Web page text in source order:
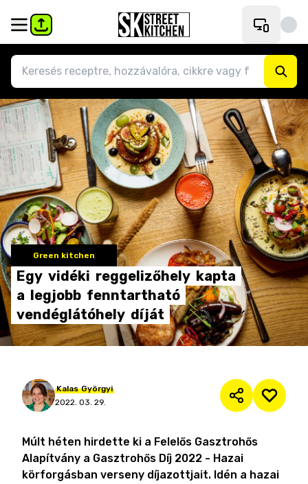
Green kitchen
Egy vidéki reggelizőhely kapta
a legjobb fenntartható
vendéglátóhely díját
Kalas Györgyi
2022. 03. 29.
Múlt héten hirdette ki a Felelős Gasztrohős
Alapítvány a Gasztrohős Díj 2022 - Hazai
körforgásban verseny díjazottjait. Idén a hazai